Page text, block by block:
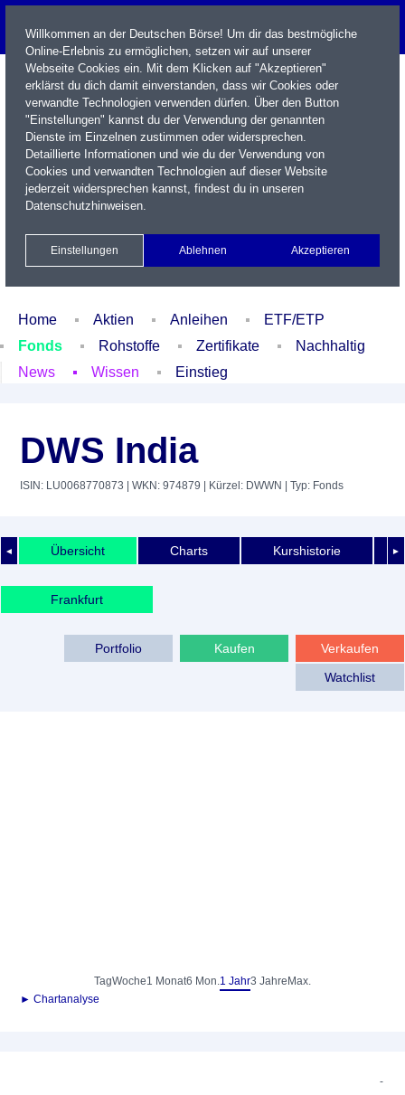
Name / WKN / ISIN / Kürzel
Xetra Realtime
Watchlist Portfolio Login
Home Aktien Anleihen
ETF/ETP
Fonds
Rohstoffe Zertifikate
Nachhaltig
News
Wissen Einstieg
DWS India
ISIN: LU0068770873 | WKN: 974879 | Kürzel: DWWN | Typ: Fonds
◄ ►
Übersicht Charts Kurshistorie
Frankfurt
Verkaufen
Kaufen
Portfolio
Watchlist
TagWoche1 Monat6 Mon.1 Jahr3 Jahre Max.
► Chartanalyse
-
Willkommen an der Deutschen Börse! Um dir das bestmögliche
Online-Erlebnis zu ermöglichen, setzen wir auf unserer
Webseite Cookies ein. Mit dem Klicken auf "Akzeptieren"
erklärst du dich damit einverstanden, dass wir Cookies oder
verwandte Technologien verwenden dürfen. Über den Button
"Einstellungen" kannst du der Verwendung der genannten
Dienste im Einzelnen zustimmen oder widersprechen.
Detaillierte Informationen und wie du der Verwendung von
Cookies und verwandten Technologien auf dieser Website
jederzeit widersprechen kannst, findest du in unseren
Datenschutzhinweisen.
Einstellungen Ablehnen Akzeptieren